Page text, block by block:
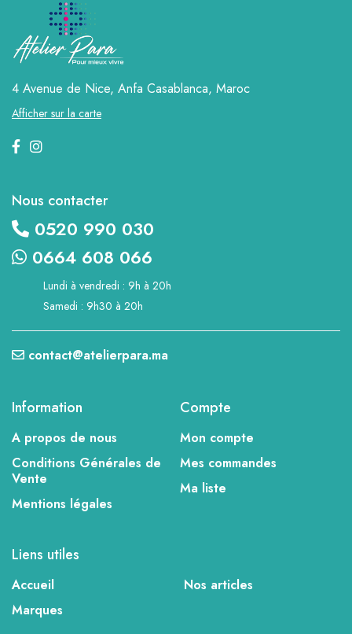
4 Avenue de Nice, Anfa Casablanca, Maroc
Afficher sur la carte
Nous contacter
0520 990 030
0664 608 066
Lundi à vendredi : 9h à 20h
Samedi : 9h30 à 20h
contact@atelierpara.ma
Information
A propos de nous
Conditions Générales de
Vente
Mentions légales
Compte
Mon compte
Mes commandes
Ma liste
Liens utiles
Accueil
Nos articles
Marques